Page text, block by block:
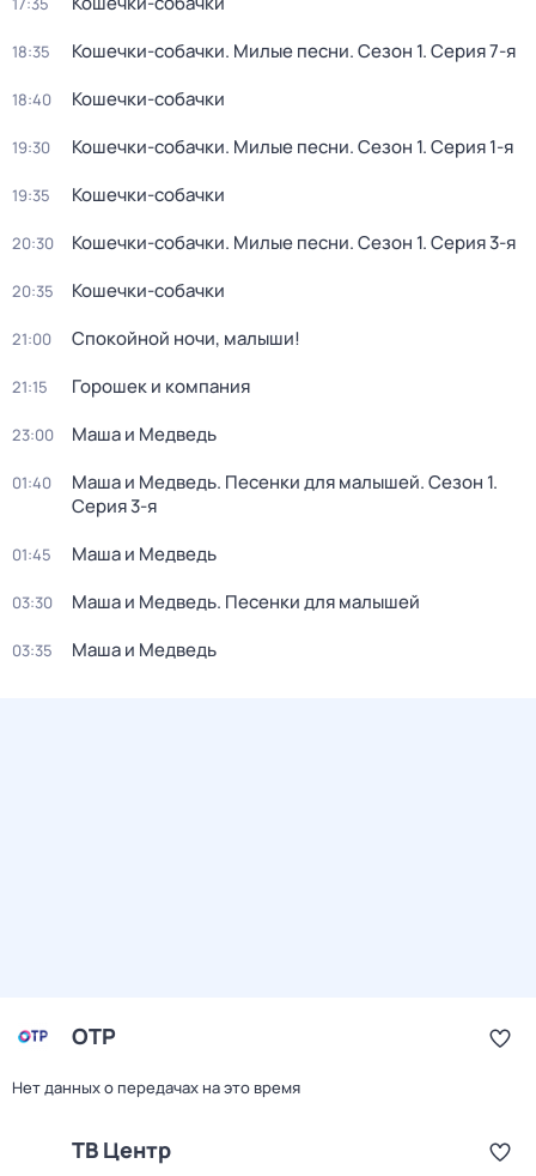
18:35 Кошечки-собачки. Милые песни. Сезон 1. Серия 7-я
18:40 Кошечки-собачки
19:30 Кошечки-собачки. Милые песни. Сезон 1. Серия 1-я
19:35 Кошечки-собачки
20:30 Кошечки-собачки. Милые песни. Сезон 1. Серия 3-я
20:35 Кошечки-собачки
21:00 Спокойной ночи, малыши!
21:15 Горошек и компания
23:00 Маша и Медведь
01:40 Маша и Медведь. Песенки для малышей. Сезон 1.
Серия 3-я
01:45 Маша и Медведь
03:30 Маша и Медведь. Песенки для малышей
03:35 Маша и Медведь
ОТР
Нет данных о передачах на это время
ТВ Центр